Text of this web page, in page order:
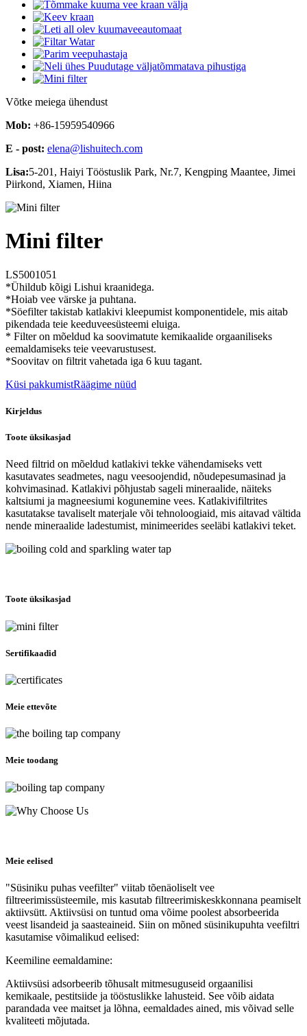
Võtke meiega ühendust
Mob: +86-15959540966
E - post: elena@lishuitech.com
Lisa:5-201, Haiyi Tööstuslik Park, Nr.7, Kengping Maantee, Jimei
Piirkond, Xiamen, Hiina
Mini filter
LS5001051
*Ühildub kõigi Lishui kraanidega.
*Hoiab vee värske ja puhtana.
*Söefilter takistab katlakivi kleepumist komponentidele, mis aitab
pikendada teie keeduveesüsteemi eluiga.
* Filter on mõeldud ka soovimatute kemikaalide orgaaniliseks
eemaldamiseks teie veevarustusest.
*Soovitav on filtrit vahetada iga 6 kuu tagant.
Küsi pakkumistRäägime nüüd
Kirjeldus
Toote üksikasjad
Need filtrid on mõeldud katlakivi tekke vähendamiseks vett
kasutavates seadmetes, nagu veesoojendid, nõudepesumasinad ja
kohvimasinad. Katlakivi põhjustab sageli mineraalide, näiteks
kaltsiumi ja magneesiumi kogunemine vees. Katlakivifiltrites
kasutatakse tavaliselt materjale või tehnoloogiaid, mis aitavad vältida
nende mineraalide ladestumist, minimeerides seeläbi katlakivi teket.
Toote üksikasjad
Sertifikaadid
Meie ettevõte
Meie toodang
Meie eelised
"Süsiniku puhas veefilter" viitab tõenäoliselt vee
filtreerimissüsteemile, mis kasutab filtreerimiskeskkonnana peamiselt
aktiivsütt. Aktiivsüsi on tuntud oma võime poolest absorbeerida
veest lisandeid ja saasteaineid. Siin on mõned süsinikupuhta veefiltri
kasutamise võimalikud eelised:
Keemiline eemaldamine:
Aktiivsüsi adsorbeerib tõhusalt mitmesuguseid orgaanilisi
kemikaale, pestitsiide ja tööstuslikke lahusteid. See võib aidata
parandada vee maitset ja lõhna, eemaldades ained, mis võivad selle
kvaliteeti mõjutada.